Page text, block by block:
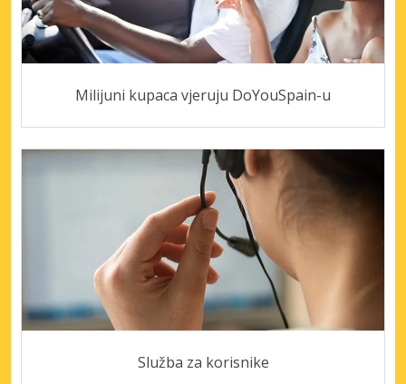
Milijuni kupaca vjeruju DoYouSpain-u
Služba za korisnike